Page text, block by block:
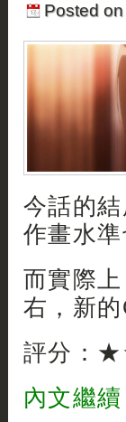
Posted
今話的
作畫水準
而實際
右，新
評分：
內文繼續